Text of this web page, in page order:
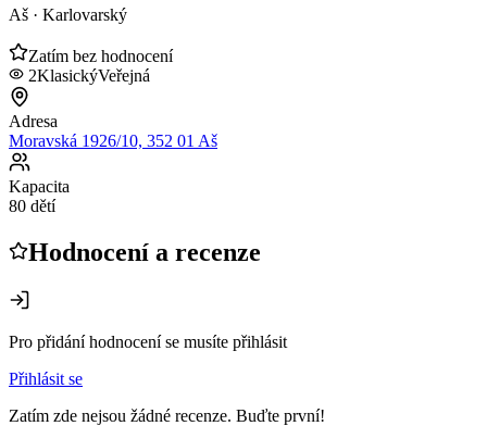
Aš · Karlovarský
Zatím bez hodnocení
2KlasickýVeřejná
Adresa
Moravská 1926/10, 352 01 Aš
Kapacita
80 dětí
Hodnocení a recenze
Pro přidání hodnocení se musíte přihlásit
Přihlásit se
Zatím zde nejsou žádné recenze. Buďte první!